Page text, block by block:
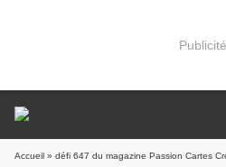
Publicité
Accueil » défi 647 du magazine Passion Cartes